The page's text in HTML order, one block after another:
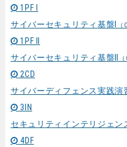
1PF Ⅰ
サイバーセキュリティ基盤Ⅰ
1PF Ⅱ
サイバーセキュリティ基盤Ⅱ
2CD
サイバーディフェンス実践演
3IN
セキュリティインテリジェン
4DF